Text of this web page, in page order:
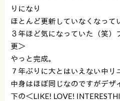
りになり
ほとんど更新していなくなって
３年ほど気になっていた（笑
更＞
やっと完成。
７年ぶりに大とはいえない中リ
中身はほぼ同じなのですがデザ
下の＜LIKE! LOVE!